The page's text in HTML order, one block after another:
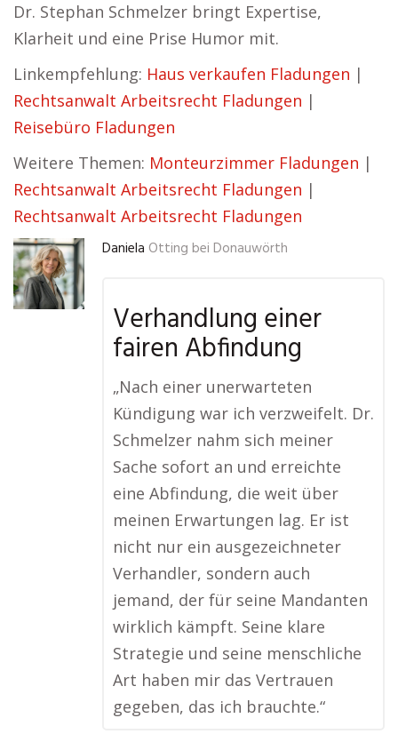
Dr. Stephan Schmelzer bringt Expertise,
Klarheit und eine Prise Humor mit.
Linkempfehlung: Haus verkaufen Fladungen |
Rechtsanwalt Arbeitsrecht Fladungen |
Reisebüro Fladungen
Weitere Themen: Monteurzimmer Fladungen |
Rechtsanwalt Arbeitsrecht Fladungen |
Rechtsanwalt Arbeitsrecht Fladungen
Daniela Otting bei Donauwörth
Verhandlung einer
fairen Abfindung
„Nach einer unerwarteten
Kündigung war ich verzweifelt. Dr.
Schmelzer nahm sich meiner
Sache sofort an und erreichte
eine Abfindung, die weit über
meinen Erwartungen lag. Er ist
nicht nur ein ausgezeichneter
Verhandler, sondern auch
jemand, der für seine Mandanten
wirklich kämpft. Seine klare
Strategie und seine menschliche
Art haben mir das Vertrauen
gegeben, das ich brauchte.“